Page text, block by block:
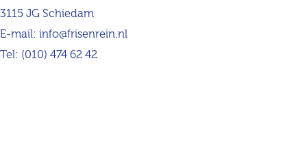
3115 JG Schiedam
E-mail: info@frisenrein.nl
Tel: (010) 474 62 42